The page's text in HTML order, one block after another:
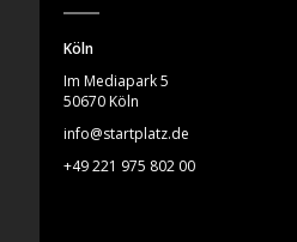
Köln
Im Mediapark 5
50670 Köln
info@startplatz.de
+49 221 975 802 00